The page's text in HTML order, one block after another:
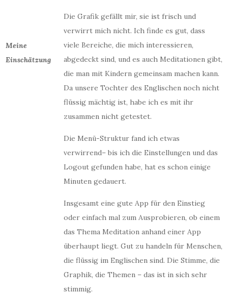
Meine
Einschätzung
Die Grafik gefällt mir, sie ist frisch und
verwirrt mich nicht. Ich finde es gut, dass
viele Bereiche, die mich interessieren,
abgedeckt sind, und es auch Meditationen gibt,
die man mit Kindern gemeinsam machen kann.
Da unsere Tochter des Englischen noch nicht
flüssig mächtig ist, habe ich es mit ihr
zusammen nicht getestet.
Die Menü-Struktur fand ich etwas
verwirrend– bis ich die Einstellungen und das
Logout gefunden habe, hat es schon einige
Minuten gedauert.
Insgesamt eine gute App für den Einstieg
oder einfach mal zum Ausprobieren, ob einem
das Thema Meditation anhand einer App
überhaupt liegt. Gut zu handeln für Menschen,
die flüssig im Englischen sind. Die Stimme, die
Graphik, die Themen – das ist in sich sehr
stimmig.